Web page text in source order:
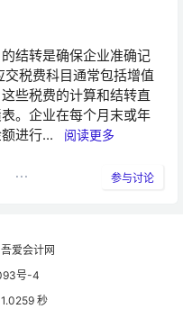
结转是确保企业准确记
税费科目通常包括增值
些税费的计算和结转直
。企业在每个月末或年
进行...
阅读更多
参与讨论
吾爱会计网
号-4
秒